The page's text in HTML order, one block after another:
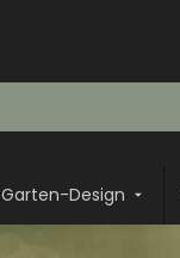
Garten-Design